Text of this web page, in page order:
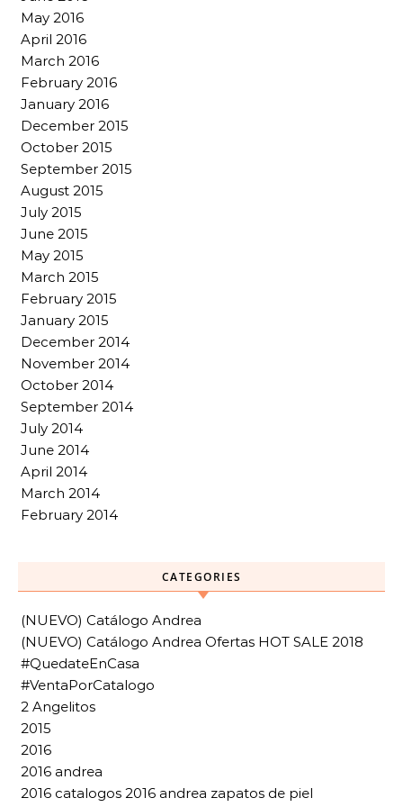
May 2016
April 2016
March 2016
February 2016
January 2016
December 2015
October 2015
September 2015
August 2015
July 2015
June 2015
May 2015
March 2015
February 2015
January 2015
December 2014
November 2014
October 2014
September 2014
July 2014
June 2014
April 2014
March 2014
February 2014
CATEGORIES
(NUEVO) Catálogo Andrea
(NUEVO) Catálogo Andrea Ofertas HOT SALE 2018
#QuedateEnCasa
#VentaPorCatalogo
2 Angelitos
2015
2016
2016 andrea
2016 catalogos 2016 andrea zapatos de piel